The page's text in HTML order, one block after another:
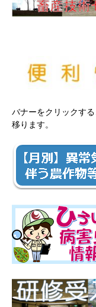
バナーをクリックす
移ります。